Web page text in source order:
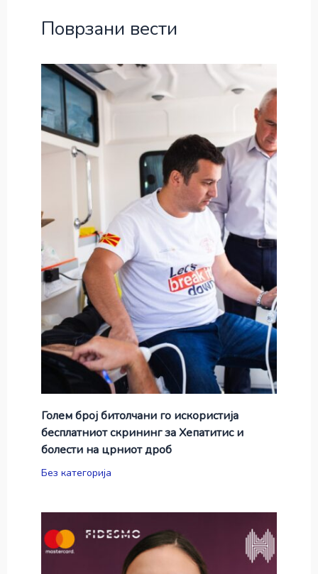
Поврзани вести
Голем број битолчани го искористија
бесплатниот скрининг за Хепатитис и
болести на црниот дроб
Без категорија